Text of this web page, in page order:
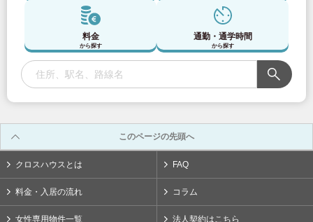
お問い合わせはこちら
エアコン
お問い合わせはこちら
クリップライト
電源タップ
空調設備 エアコン
備
ご持参いただくか、有料オプションでレンタルサービス
をご利用いただけます。 マットレス持参
ご持参いただくか、有料オプションでレンタルサービス
をご利用いただけます。 金庫
クリップライト
電源タップ
お問い合わせはこちら
WiFi（無料）
その他備
品・特殊設
備
布団持参
ご持参いただくか、有料オプションでレンタルサービス
をご利用いただけます。 マットレス持参
ご持参いただくか、有料オプションでレンタルサービス
をご利用いただけます。 金庫
クローゼット
カラーボックス
インターネ
WiFi（無料）
布団持参
をご利用いただけます。 金庫
クリップライト
電源タップ
ドミトリーベッド内に備え付けの簡易的なテーブルで
す。
収納
クローゼット
カラーボックス
インターネ
ット
その他備
品・特殊設
備
ご持参いただくか、有料オプションでレンタルサービス
をご利用いただけます。 マットレス持参
ご持参いただくか、有料オプションでレンタルサービス
をご利用いただけます。 金庫
電源タップ
合わせください。 ベッド下収納
机
簡易テーブル
ドミトリーベッド内に備え付けの簡易的なテーブルで
す。
カラーボックス
WiFi（無料）
その他備
布団持参
ご持参いただくか、有料オプションでレンタルサービス
をご利用いただけます。 マットレス持参
料金
から探す
通勤・通学時間
から探す
このページの先頭へ
クロスハウスとは FAQ
料金・入居の流れ コラム
女性専用物件一覧 法人契約はこちら